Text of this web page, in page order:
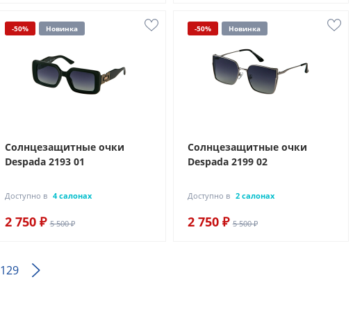
-50% Новинка
Солнцезащитные очки
Despada 2193 01
Доступно в 4 салонах
2 750 ₽ 5 500 ₽
-50% Новинка
Солнцезащитные очки
Despada 2199 02
Доступно в 2 салонах
2 750 ₽ 5 500 ₽
129